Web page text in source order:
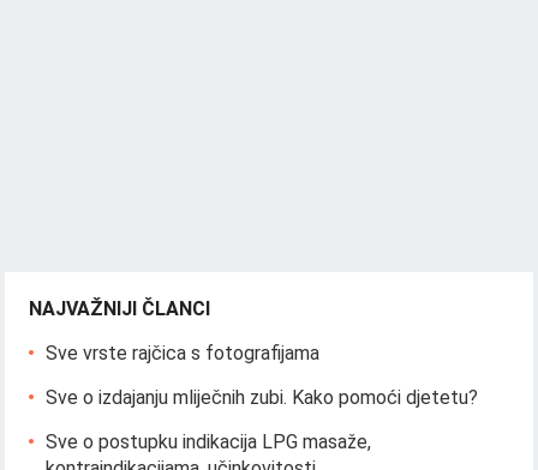
NAJVAŽNIJI ČLANCI
Sve vrste rajčica s fotografijama
Sve o izdajanju mliječnih zubi. Kako pomoći djetetu?
Sve o postupku indikacija LPG masaže,